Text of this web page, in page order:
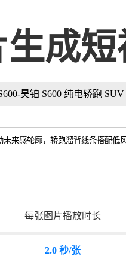
生成
昊铂 S600 纯电轿跑
每张图片播放时长
2.0 秒/张